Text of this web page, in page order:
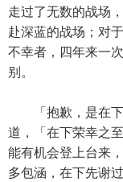
走过了无数的战场
赴深蓝的战场；对于
不幸者，四年来一
别。
「抱歉，是在下
道，「在下荣幸之至
能有机会登上台来
多包涵，在下先谢过